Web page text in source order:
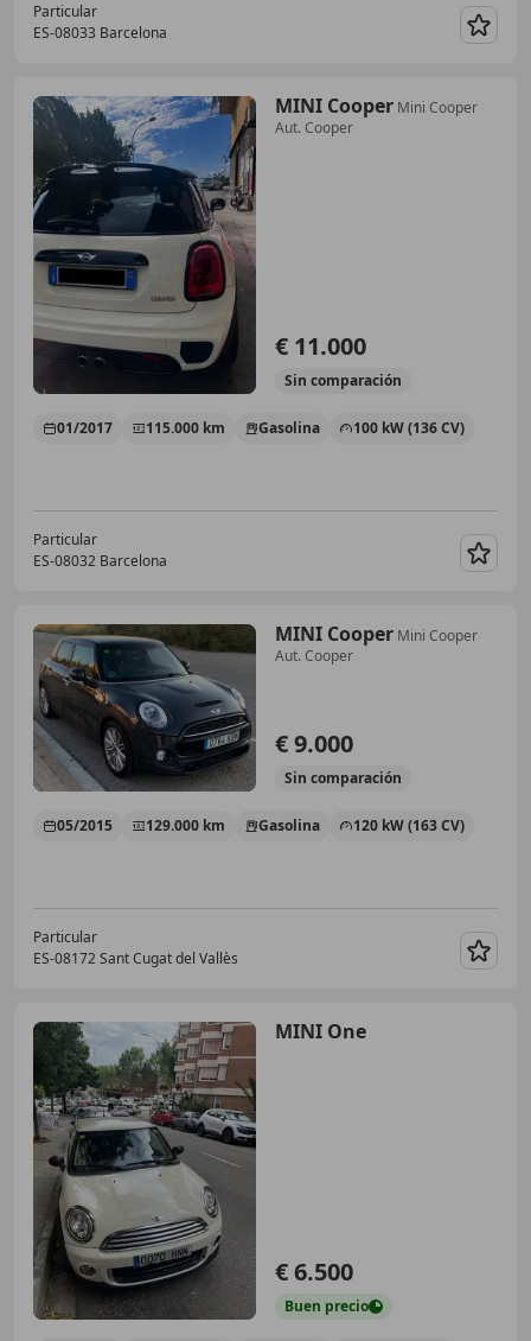
Particular
ES-08033 Barcelona
MINI Cooper Mini Cooper
Aut. Cooper
€ 11.000
Sin comparación
01/2017 115.000 km Gasolina 100 kW (136 CV)
Particular
ES-08032 Barcelona
MINI Cooper Mini Cooper
Aut. Cooper
€ 9.000
Sin comparación
05/2015 129.000 km Gasolina 120 kW (163 CV)
Particular
ES-08172 Sant Cugat del Vallès
MINI One
€ 6.500
Buen precio